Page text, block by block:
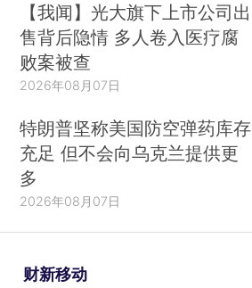
【我闻】光大旗下上市公司出
售背后隐情 多人卷入医疗腐
败案被查
2026年08月07日
特朗普坚称美国防空弹药库存
充足 但不会向乌克兰提供更
多
2026年08月07日
财新移动